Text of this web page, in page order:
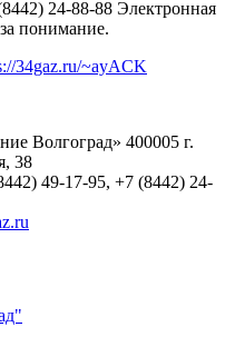
24-88-88 Электронная
понимание.
34gaz.ru/~ayACK
Волгоград» 400005 г.
38
49-17-95, +7 (8442) 24-